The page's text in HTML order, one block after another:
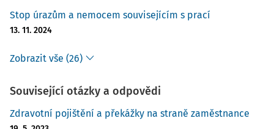
Stop úrazům a nemocem souvisejícím s prací
13. 11. 2024
Zobrazit vše (26)
Související otázky a odpovědi
Zdravotní pojištění a překážky na straně zaměstnance